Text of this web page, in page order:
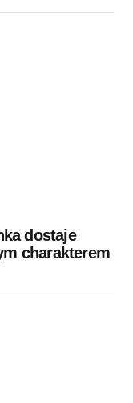
dostaje
charakterem